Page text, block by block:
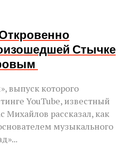
Стычке
выпуск которого
YouTube, известный
Михайлов рассказал, как
музыкального